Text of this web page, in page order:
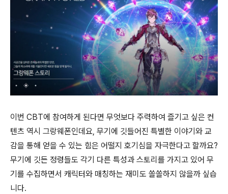
이번 CBT에 참여하게 된다면 무엇보다 주력하여 즐기고 싶은 컨
텐츠 역시 그랑웨폰인데요, 무기에 깃들어진 특별한 이야기와 교
감을 통해 얻을 수 있는 힘은 어떨지 호기심을 자극한다고 할까요?
무기에 깃든 정령들도 각기 다른 특성과 스토리를 가지고 있어 무
기를 수집하면서 캐릭터와 매칭하는 재미도 쏠쏠하지 않을까 싶습
니다.